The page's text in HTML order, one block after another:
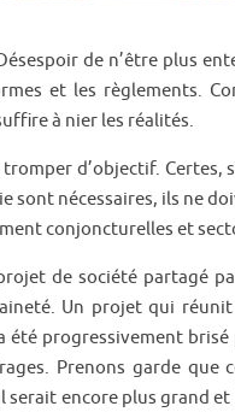
de n’être plus
et les règlements.
à nier les réalités.
d’objectif. Certes,
sont nécessaires, ils ne
conjoncturelles et
de société partagé
Un projet qui
été progressivement brisé
Prenons garde que
encore plus grand et